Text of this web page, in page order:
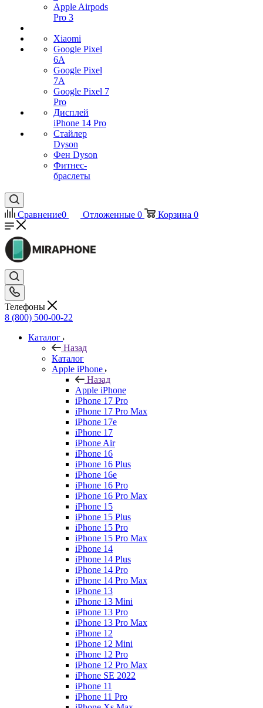
Apple Airpods
Pro 3
Xiaomi
Google Pixel
6A
Google Pixel
7А
Google Pixel 7
Pro
Дисплей
iPhone 14 Pro
Стайлер
Dyson
Фен Dyson
Фитнес-
браслеты
Сравнение0 Отложенные 0 Корзина 0
Телефоны
8 (800) 500-00-22
Каталог
Назад
Каталог
Apple iPhone
Назад
Apple iPhone
iPhone 17 Pro
iPhone 17 Pro Max
iPhone 17e
iPhone 17
iPhone Air
iPhone 16
iPhone 16 Plus
iPhone 16e
iPhone 16 Pro
iPhone 16 Pro Max
iPhone 15
iPhone 15 Plus
iPhone 15 Pro
iPhone 15 Pro Max
iPhone 14
iPhone 14 Plus
iPhone 14 Pro
iPhone 14 Pro Max
iPhone 13
iPhone 13 Mini
iPhone 13 Pro
iPhone 13 Pro Max
iPhone 12
iPhone 12 Mini
iPhone 12 Pro
iPhone 12 Pro Max
iPhone SE 2022
iPhone 11
iPhone 11 Pro